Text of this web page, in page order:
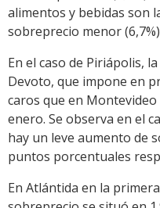
alimentos y bebidas son
sobreprecio menor
En el caso de Piriápolis,
Devoto, que impone en
caros que en
enero. Se observa en el
hay un leve aumento de
puntos porcentuales
En Atlántida en la